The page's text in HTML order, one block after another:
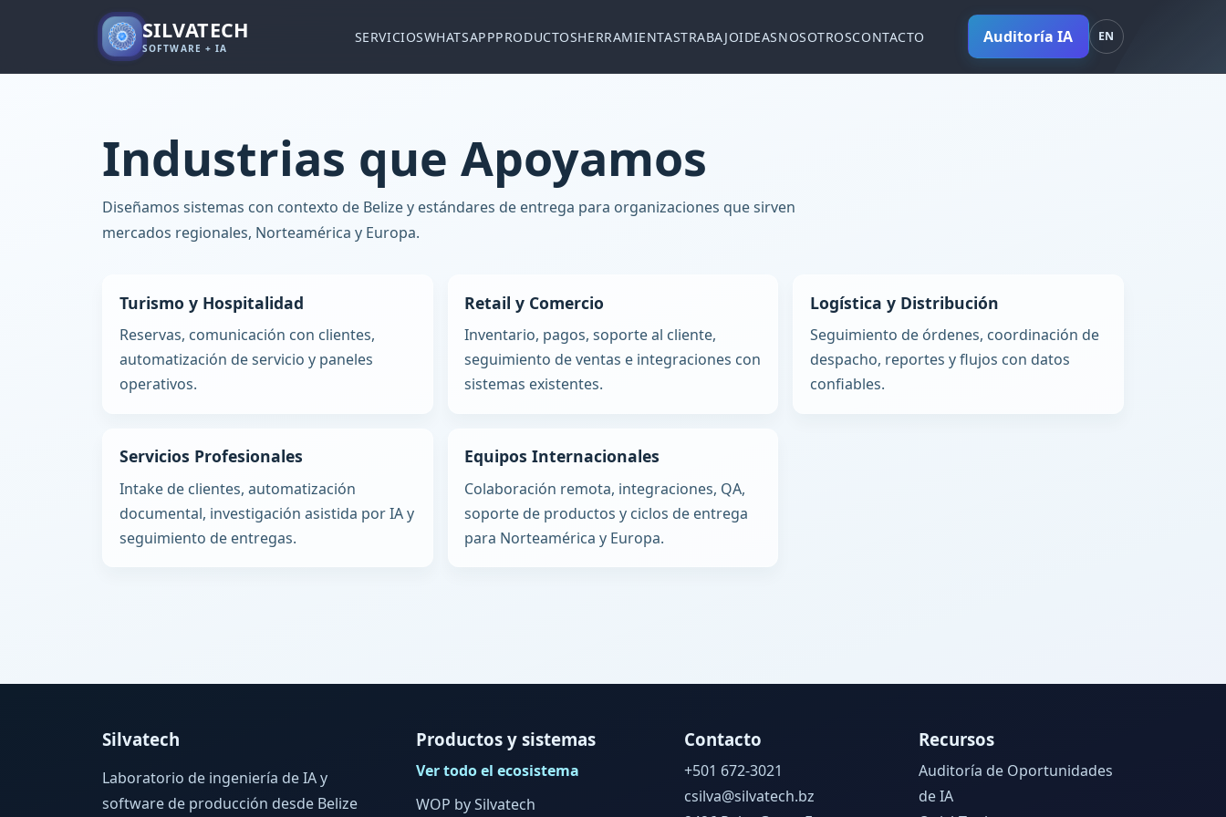
SILVATECH
SOFTWARE + IA
SERVICIOSWHATSAPPPRODUCTOSHERRAMIENTASTRABAJOIDEASNOSOTROSCONTACTO Auditoría IA EN
Industrias que Apoyamos
Diseñamos sistemas con contexto de Belize y estándares de entrega para organizaciones que sirven
mercados regionales, Norteamérica y Europa.
Turismo y Hospitalidad
Reservas, comunicación con clientes,
automatización de servicio y paneles
operativos.
Retail y Comercio
Inventario, pagos, soporte al cliente,
seguimiento de ventas e integraciones con
sistemas existentes.
Logística y Distribución
Seguimiento de órdenes, coordinación de
despacho, reportes y flujos con datos
confiables.
Servicios Profesionales
Intake de clientes, automatización
documental, investigación asistida por IA y
seguimiento de entregas.
Equipos Internacionales
Colaboración remota, integraciones, QA,
soporte de productos y ciclos de entrega
para Norteamérica y Europa.
Silvatech
Laboratorio de ingeniería de IA y
software de producción desde Belize
Productos y sistemas
Ver todo el ecosistema
WOP by Silvatech
Contacto
+501 672-3021
csilva@silvatech.bz
Recursos
Auditoría de Oportunidades
de IA